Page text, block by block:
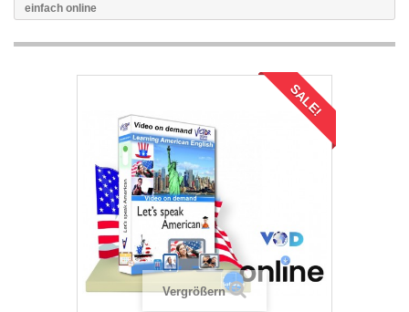
einfach online
SALE!
Vergrößern